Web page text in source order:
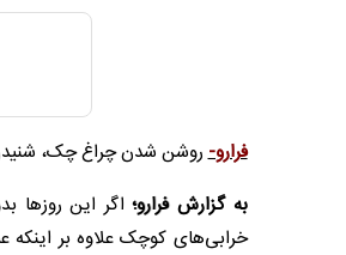
فرارو-روشن شدن چراغ چک، شنیدن
به گزارش فرارو؛اگر این روزها
خرابی‌های کوچک علاوه بر